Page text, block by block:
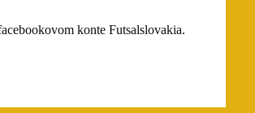
konte Futsalslovakia.